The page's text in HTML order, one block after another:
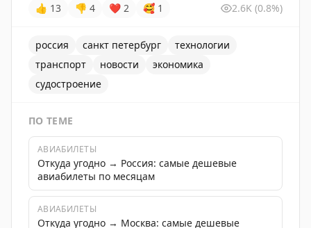
👍 13 👎 4 ❤ 2 🥰 1 2.6K (0.8%)
россия санкт петербург
технологии
транспорт
новости
экономика
судостроение
ПО ТЕМЕ
АВИАБИЛЕТЫ
Откуда угодно → Россия: самые дешевые
авиабилеты по месяцам
АВИАБИЛЕТЫ
Откуда угодно → Москва: самые дешевые